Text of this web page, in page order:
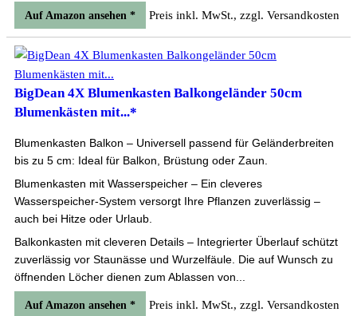
Auf Amazon ansehen * Preis inkl. MwSt., zzgl. Versandkosten
BigDean 4X Blumenkasten Balkongeländer 50cm
Blumenkästen mit...*
Blumenkasten Balkon – Universell passend für Geländerbreiten
bis zu 5 cm: Ideal für Balkon, Brüstung oder Zaun.
Blumenkasten mit Wasserspeicher – Ein cleveres
Wasserspeicher-System versorgt Ihre Pflanzen zuverlässig –
auch bei Hitze oder Urlaub.
Balkonkasten mit cleveren Details – Integrierter Überlauf schützt
zuverlässig vor Staunässe und Wurzelfäule. Die auf Wunsch zu
öffnenden Löcher dienen zum Ablassen von...
Auf Amazon ansehen * Preis inkl. MwSt., zzgl. Versandkosten